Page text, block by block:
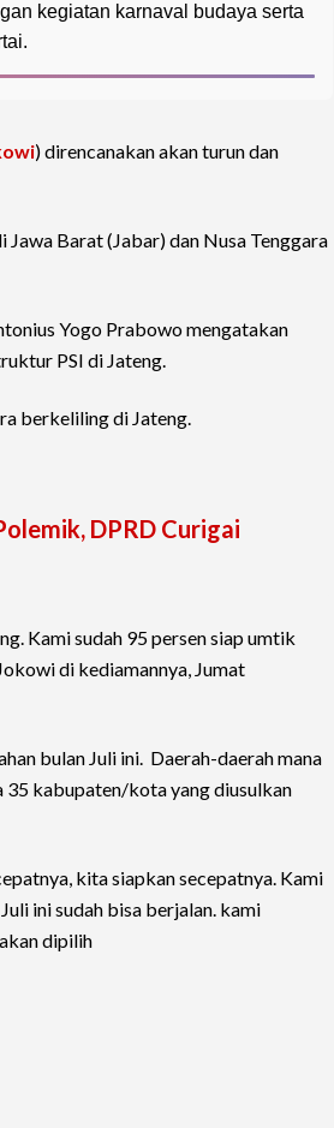
kegiatan karnaval budaya serta
) direncanakan akan turun dan
Barat (Jabar) dan Nusa Tenggara
Yogo Prabowo mengatakan
PSI di Jateng.
berkeliling di Jateng.
DPRD Curigai
Kami sudah 95 persen siap umtik
di kediamannya, Jumat
bulan Juli ini. Daerah-daerah mana
35 kabupaten/kota yang diusulkan
kita siapkan secepatnya. Kami
ini sudah bisa berjalan. kami
dipilih